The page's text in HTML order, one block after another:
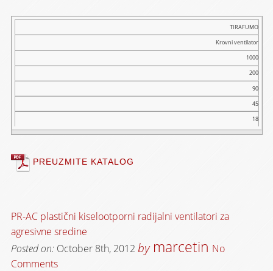
vaz.
k
Snaga
(W)
Masa
TIRAFUMO
Krovni ventilator
1000
200
90
45
18
PREUZMITE KATALOG
PR-AC plastični kiselootporni radijalni ventilatori za
agresivne sredine
Posted on: October 8th, 2012 by marcetin No
Comments